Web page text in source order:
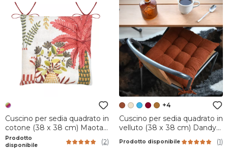
Cuscino per sedia quadrato in
cotone (38 x 38 cm) Maota
Multicolore
Prodotto
disponibile
(2)
+4
Cuscino per sedia quadrato in
velluto (38 x 38 cm) Dandy
Prodotto disponibile (1)